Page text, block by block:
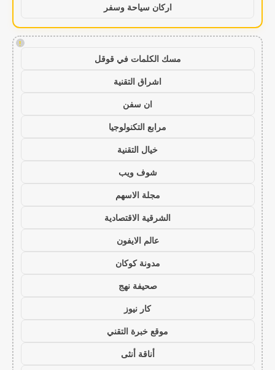
اركان سياحة وسفر
!
مسك الكلمات في قوقل
اشراق التقنية
ان سفن
مرابع التكنولوجيا
خيال التقنية
شوف ويب
مجلة الاسهم
الشرقية الاقتصادية
عالم الايفون
مدونة كوكان
صحيفة نهج
كار نيوز
موقع خبرة التقني
أناقة أنثى